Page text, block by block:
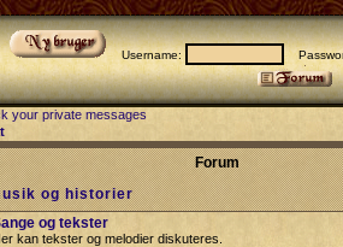
Username:
your private messages
Forum
og historier
og tekster
kan tekster og melodier diskuteres.